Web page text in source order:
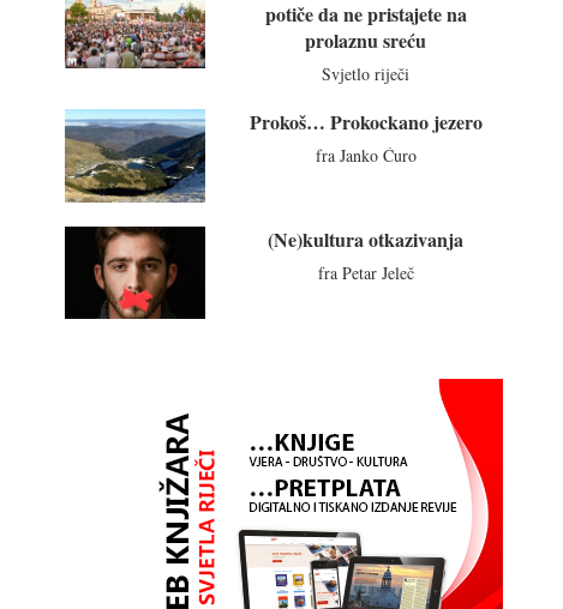
potiče da ne pristajete na
prolaznu sreću
Svjetlo riječi
Prokoš… Prokockano jezero
fra Janko Ćuro
(Ne)kultura otkazivanja
fra Petar Jeleč